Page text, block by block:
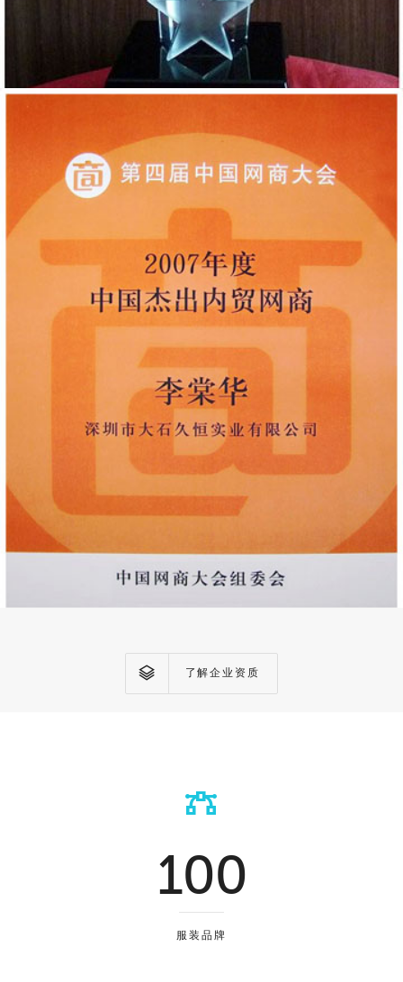
了解企业资质
100
服装品牌